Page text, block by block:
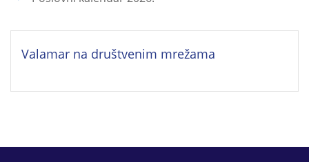
Valamar na društvenim mrežama